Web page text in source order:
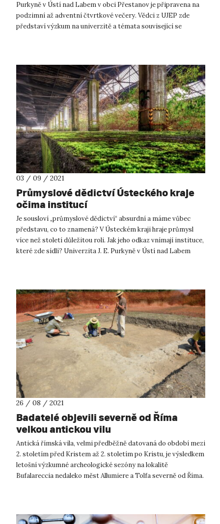
Purkyně v Ústí nad Labem v obci Přestanov je připravena na
podzimní až adventní čtvrtkové večery. Vědci z UJEP zde
představí výzkum na univerzitě a témata související se
03 / 09 / 2021
Průmyslové dědictví Ústeckého kraje
očima institucí
Je sousloví „průmyslové dědictví“ absurdní a máme vůbec
představu, co to znamená? V Ústeckém kraji hraje průmysl
více než století důležitou roli. Jak jeho odkaz vnímají instituce,
které zde sídlí? Univerzita J. E. Purkyně v Ústí nad Labem
26 / 08 / 2021
Badatelé objevili severně od Říma
velkou antickou vilu
Antická římská vila, velmi předběžně datovaná do období mezi
2. stoletím před Kristem až 2. stoletím po Kristu, je výsledkem
letošní výzkumné archeologické sezóny na lokalitě
Bufalareccia nedaleko měst Allumiere a Tolfa severně od Říma.